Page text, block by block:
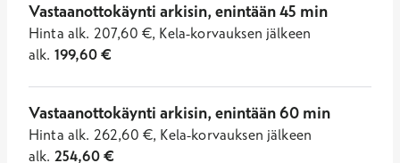
Vastaanottokäynti arkisin, enintään 45 min
Hinta alk. 207,60 €, Kela-korvauksen jälkeen
alk. 199,60€
Vastaanottokäynti arkisin, enintään 60 min
Hinta alk. 262,60 €, Kela-korvauksen jälkeen
alk. 254,60€